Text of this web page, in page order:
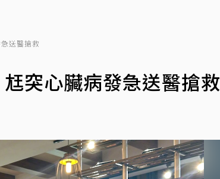
送醫搶救
突心臟病發急送醫搶救